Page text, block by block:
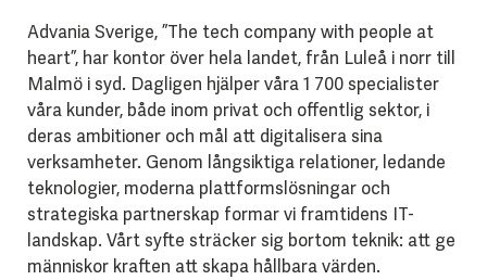
Advania Sverige, ”The tech company with people at
heart”, har kontor över hela landet, från Luleå i norr till
Malmö i syd. Dagligen hjälper våra 1 700 specialister
våra kunder, både inom privat och offentlig sektor, i
deras ambitioner och mål att digitalisera sina
verksamheter. Genom långsiktiga relationer, ledande
teknologier, moderna plattformslösningar och
strategiska partnerskap formar vi framtidens IT-
landskap. Vårt syfte sträcker sig bortom teknik: att ge
människor kraften att skapa hållbara värden.